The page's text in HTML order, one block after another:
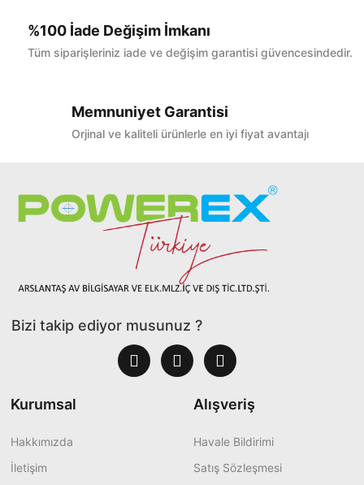
%100 İade Değişim İmkanı
Tüm siparişleriniz iade ve değişim garantisi güvencesindedir.
Memnuniyet Garantisi
Orjinal ve kaliteli ürünlerle en iyi fiyat avantajı
Bizi takip ediyor musunuz ?
Kurumsal
Hakkımızda
İletişim
Alışveriş
Havale Bildirimi
Satış Sözleşmesi